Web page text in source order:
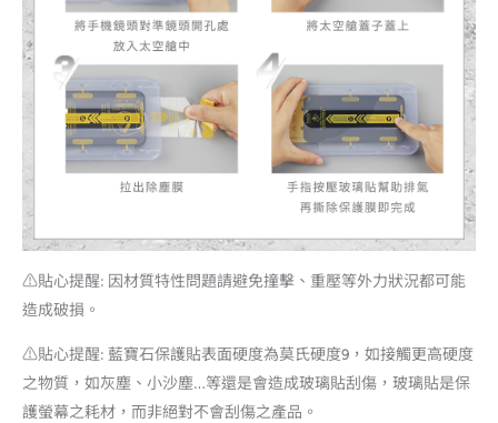
⚠️貼心提醒: 因材質特性問題請避免撞擊、重壓等外力狀況都可能
造成破損。
⚠️貼心提醒: 藍寶石保護貼表面硬度為莫氏硬度9，如接觸更高硬度
之物質，如灰塵、小沙塵…等還是會造成玻璃貼刮傷，玻璃貼是保
護螢幕之耗材，而非絕對不會刮傷之產品。